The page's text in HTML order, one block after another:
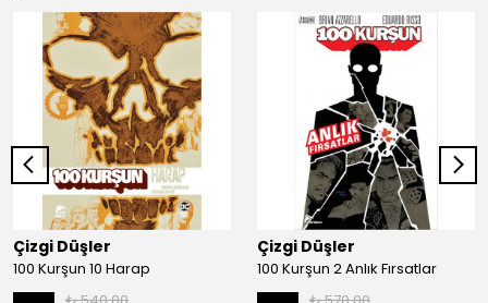
Çizgi Düşler
100 Kurşun 10 Harap
Çizgi Düşler
100 Kurşun 2 Anlık Fırsatlar